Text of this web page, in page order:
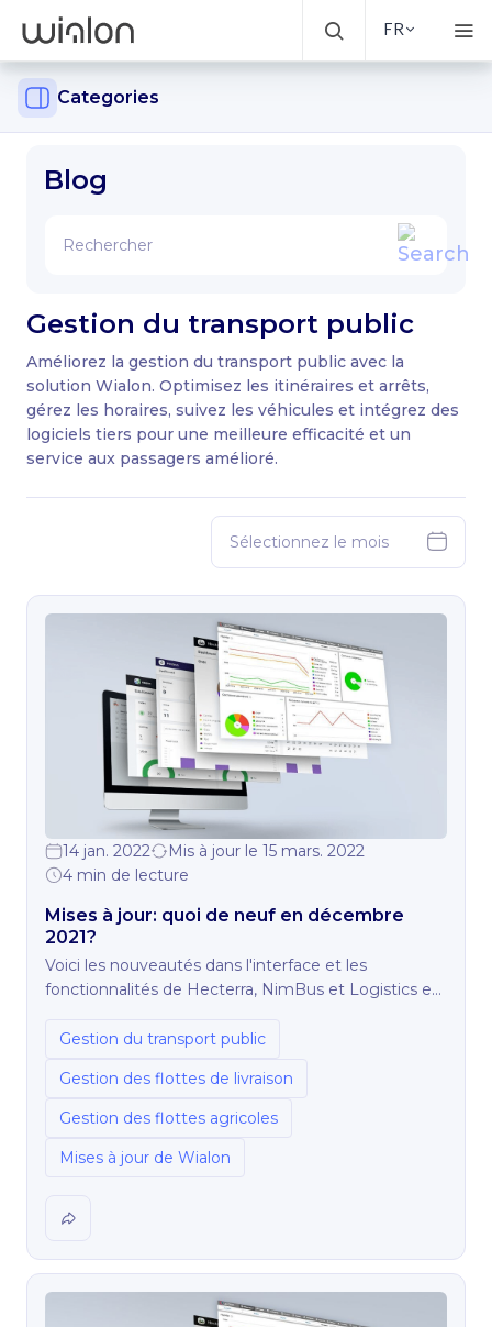
FR
Categories
Blog
Gestion du transport public
Améliorez la gestion du transport public avec la
solution Wialon. Optimisez les itinéraires et arrêts,
gérez les horaires, suivez les véhicules et intégrez des
logiciels tiers pour une meilleure efficacité et un
service aux passagers amélioré.
14 jan. 2022
Mis à jour le 15 mars. 2022
4 min de lecture
Mises à jour: quoi de neuf en décembre
2021?
Voici les nouveautés dans l'interface et les
fonctionnalités de Hecterra, NimBus et Logistics en
Gestion du transport public
Gestion des flottes de livraison
Gestion des flottes agricoles
Mises à jour de Wialon